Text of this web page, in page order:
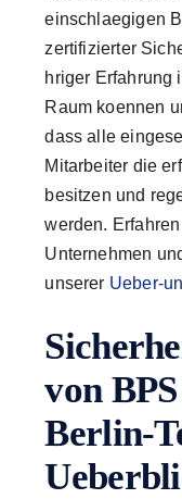
einschlaegigen
zertifizierter
hriger Erfahrung
Raum koennen
dass alle
Mitarbeiter die
besitzen und
werden.
Unternehmen
unserer Ueber-
von
Berlin-